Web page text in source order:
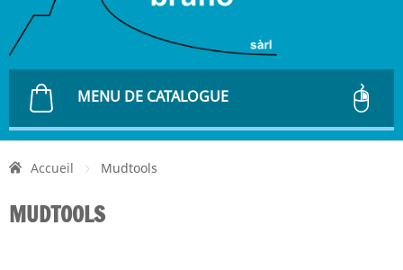
MENU DE CATALOGUE
Accueil Mudtools
MUDTOOLS